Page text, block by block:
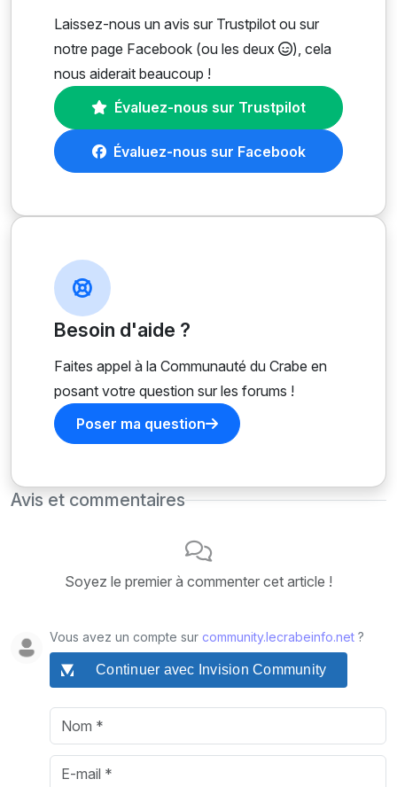
Laissez-nous un avis sur Trustpilot ou sur
notre page Facebook (ou les deux
), cela
nous aiderait beaucoup !
Évaluez-nous sur Trustpilot
Évaluez-nous sur Facebook
Besoin d'aide ?
Faites appel à la Communauté du Crabe en
posant votre question sur les forums !
Poser ma question
Avis et commentaires
Soyez le premier à commenter cet article !
Vous avez un compte sur community.lecrabeinfo.net ?
Continuer avec Invision Community